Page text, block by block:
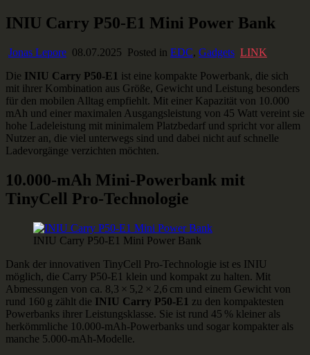
Skip
to
Ausstaffiert
Gear und Gadgets zum Verlieben
INIU Carry P50-E1 Mini Power Bank
Jonas Lepore 08.07.2025 Posted in EDC, Gadgets LINK
Die INIU Carry P50‑E1 ist eine kompakte Powerbank, die sich
mit ihrer Kombination aus Größe, Gewicht und Leistung besonders
für den mobilen Alltag empfiehlt. Mit einer Kapazität von 10.000
mAh und einer maximalen Ausgangsleistung von 45 Watt vereint sie
hohe Ladeleistung mit minimalem Platzbedarf und spricht vor allem
Nutzer an, die viel unterwegs sind und dabei nicht auf schnelle
Ladevorgänge verzichten möchten.
10.000-mAh Mini-Powerbank mit
TinyCell Pro-Technologie
INIU Carry P50-E1 Mini Power Bank
Dank der innovativen TinyCell Pro-Technologie ist es INIU
möglich, die Carry P50‑E1 klein und kompakt zu halten. Mit
Abmessungen von ca. 8,3 × 5,2 × 2,6 cm und einem Gewicht von
rund 160 g zählt die INIU Carry P50‑E1 zu den kompaktesten
Powerbanks ihrer Leistungsklasse. Sie ist rund 45 % kleiner als
herkömmliche 10.000-mAh-Powerbanks und sogar kompakter als
manche 5.000-mAh-Modelle.